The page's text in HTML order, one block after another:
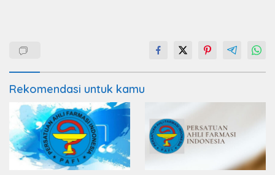
Rekomendasi untuk kamu